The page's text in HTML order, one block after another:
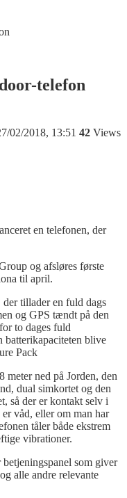
telefon
02/2018, 13:51 42 Views
en telefonen, der
og afsløres første
til april.
tillader en fuld dags
og GPS tændt på den
to dages fuld
batterikapaciteten blive
Pack
ned på Jorden, den
dual simkortet og den
så der er kontakt selv i
våd, eller om man har
tåler både ekstrem
vibrationer.
som giver
alle andre relevante